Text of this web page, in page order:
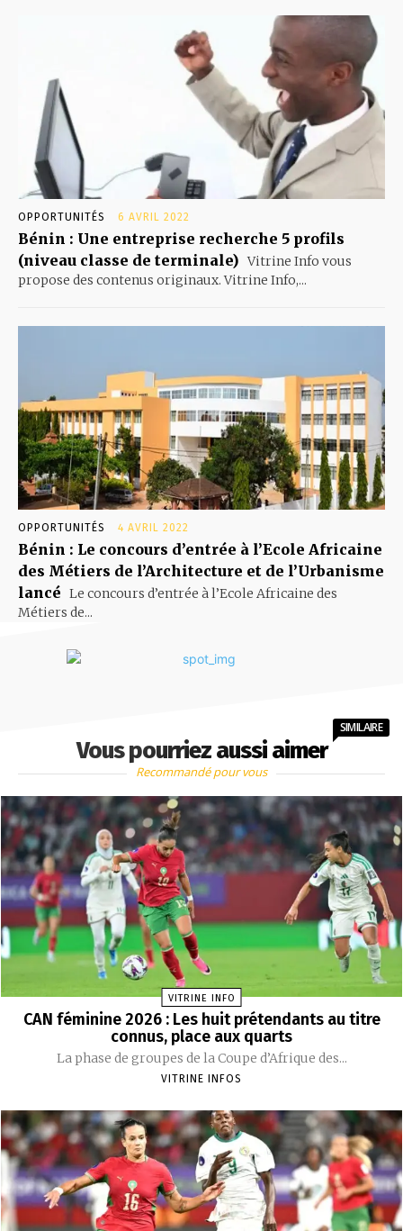
OPPORTUNITÉS 6 AVRIL 2022
Bénin : Une entreprise recherche 5 profils
(niveau classe de terminale) Vitrine Info vous
propose des contenus originaux. Vitrine Info,...
OPPORTUNITÉS 4 AVRIL 2022
Bénin : Le concours d’entrée à l’Ecole Africaine
des Métiers de l’Architecture et de l’Urbanisme
lancé Le concours d’entrée à l’Ecole Africaine des
Métiers de...
Vous pourriez aussi aimer
SIMILAIRE
Recommandé pour vous
VITRINE INFO
CAN féminine 2026 : Les huit prétendants au titre
connus, place aux quarts
La phase de groupes de la Coupe d’Afrique des...
VITRINE INFOS